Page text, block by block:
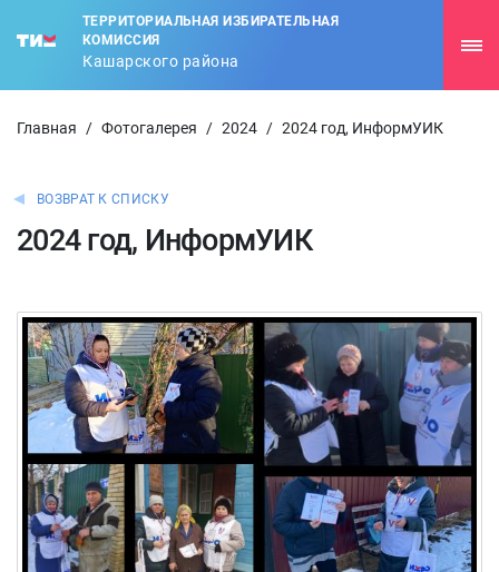
ТЕРРИТОРИАЛЬНАЯ ИЗБИРАТЕЛЬНАЯ
КОМИССИЯ
Кашарского района
Главная / Фотогалерея / 2024 / 2024 год, ИнформУИК
ВОЗВРАТ К СПИСКУ
2024 год, ИнформУИК